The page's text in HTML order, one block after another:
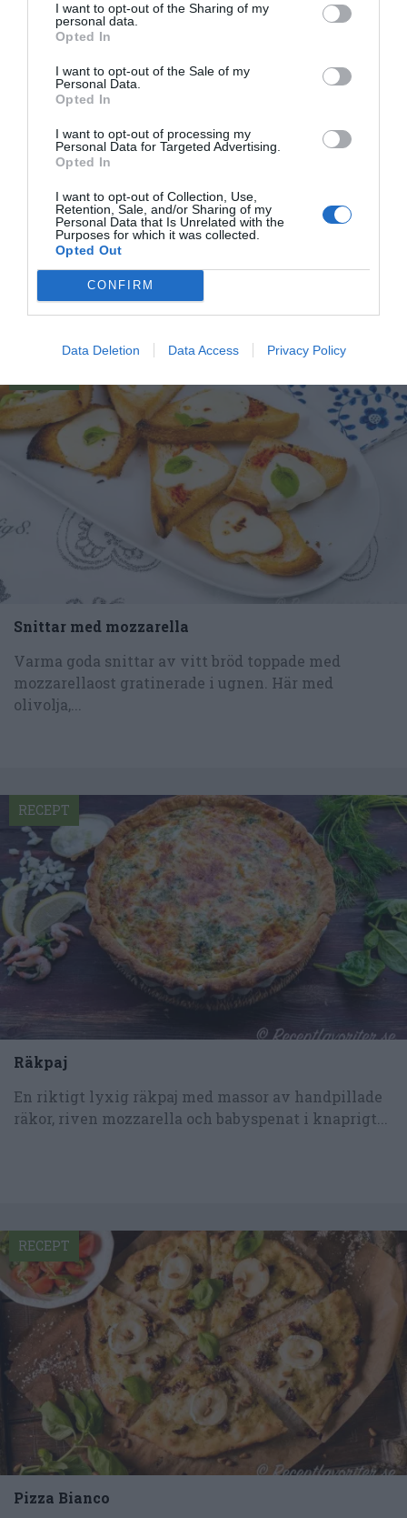
I want to opt-out of the Sharing of my
personal data.
Opted In
I want to opt-out of the Sale of my
Personal Data.
Opted In
I want to opt-out of processing my
Personal Data for Targeted Advertising.
Opted In
I want to opt-out of Collection, Use,
Retention, Sale, and/or Sharing of my
Personal Data that Is Unrelated with the
Purposes for which it was collected.
Opted Out
CONFIRM
Data Deletion Data Access Privacy Policy
Snittar med scamorza
Bjud på varma snittar med scamorza - en slags
mozzarellaost - toppade med rostade pumpafrön
och...
Snittar med mozzarella
Varma goda snittar av vitt bröd toppade med
mozzarellaost gratinerade i ugnen. Här med
olivolja,...
Räkpaj
En riktigt lyxig räkpaj med massor av handpillade
räkor, riven mozzarella och babyspenat i knaprigt...
RECEPT
Pizza Bianco
RECEPT